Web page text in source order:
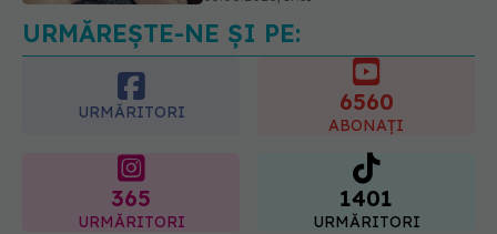
URMĂREȘTE-NE ȘI PE:
URMĂRITORI 6560
ABONAȚI
365
URMĂRITORI
1401
URMĂRITORI